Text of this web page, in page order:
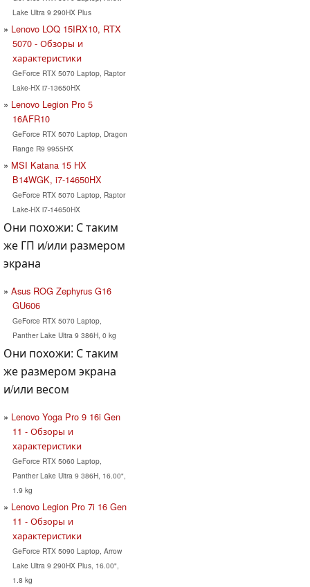
Lake Ultra 9 290HX Plus
Lenovo LOQ 15IRX10, RTX
5070 - Обзоры и
характеристики
GeForce RTX 5070 Laptop, Raptor
Lake-HX i7-13650HX
Lenovo Legion Pro 5
16AFR10
GeForce RTX 5070 Laptop, Dragon
Range R9 9955HX
MSI Katana 15 HX
B14WGK, i7-14650HX
GeForce RTX 5070 Laptop, Raptor
Lake-HX i7-14650HX
Они похожи: С таким
же ГП и/или размером
экрана
Asus ROG Zephyrus G16
GU606
GeForce RTX 5070 Laptop,
Panther Lake Ultra 9 386H, 0 kg
Они похожи: С таким
же размером экрана
и/или весом
Lenovo Yoga Pro 9 16i Gen
11 - Обзоры и
характеристики
GeForce RTX 5060 Laptop,
Panther Lake Ultra 9 386H, 16.00",
1.9 kg
Lenovo Legion Pro 7i 16 Gen
11 - Обзоры и
характеристики
GeForce RTX 5090 Laptop, Arrow
Lake Ultra 9 290HX Plus, 16.00",
1.8 kg